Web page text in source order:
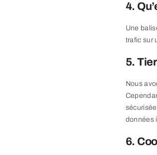
4.
Une
trafic sur
5.
Nous
données
6.